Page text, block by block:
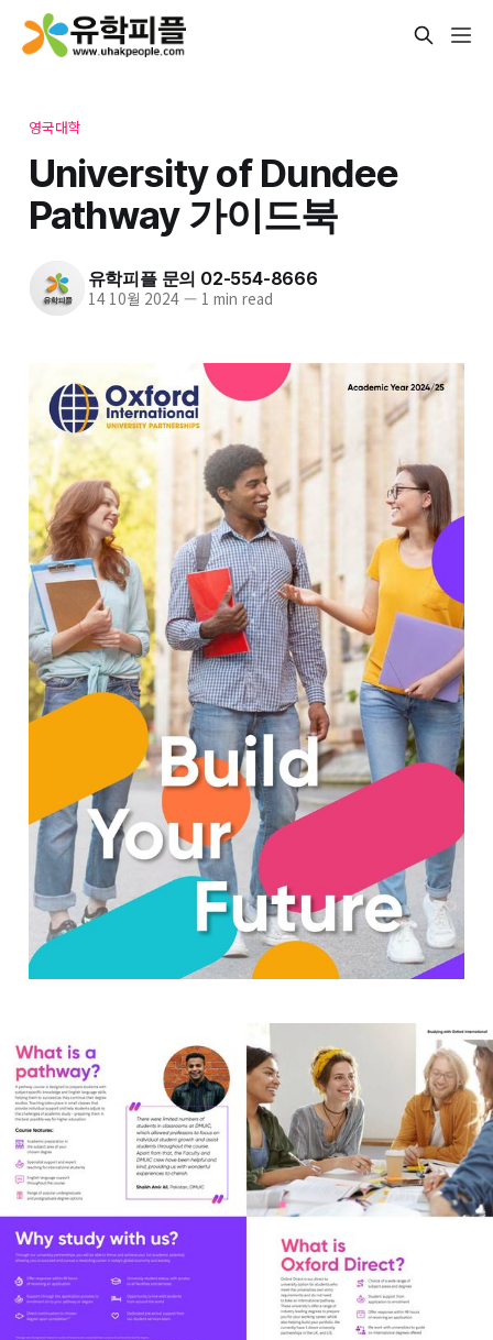
영국대학
University of Dundee
Pathway 가이드북
유학피플 문의 02-554-8666
14 10월 2024 —1 min read